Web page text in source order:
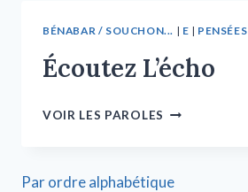
BÉNABAR / SOUCHON... | E | PENSÉES
Écoutez L’écho
VOIR LES PAROLES
Par ordre alphabétique